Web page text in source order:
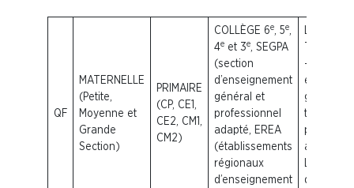
QF
MATERNELLE
(Petite,
Moyenne et
Grande
Section)
PRIMAIRE
(CP, CE1,
CE2, CM1,
CM2)
COLLÈGE 6e, 5e,
4e et 3e, SEGPA
(section
d’enseignement
général et
professionnel
adapté, EREA
(établissements
régionaux
d’enseignement
LYCÉE : 2
–
en Lycée
général,
agricole,
LEA